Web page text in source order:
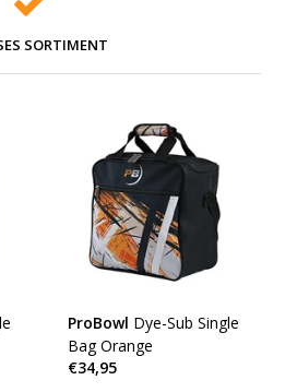
SORTIMENT
ProBowl Dye-Sub Single
Bag Orange
€34,95